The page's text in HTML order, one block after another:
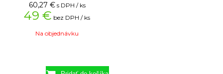
60,27 € s DPH / ks
49 € bez DPH / ks
Na objednávku